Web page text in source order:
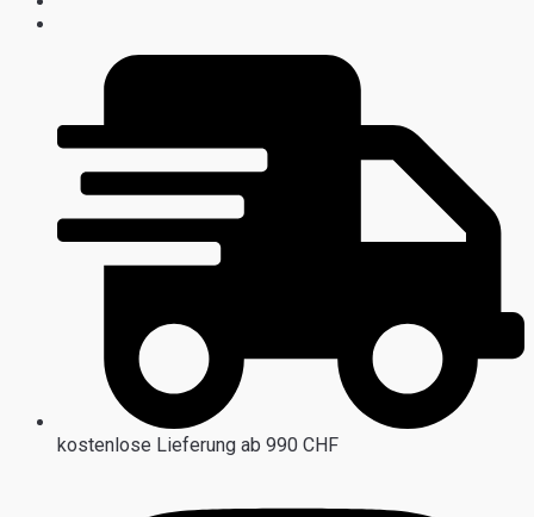
kostenlose Lieferung ab 990 CHF